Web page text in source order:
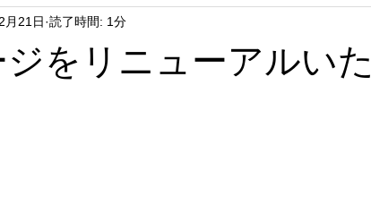
をリニューアルい
月21日 読了時間: 1分